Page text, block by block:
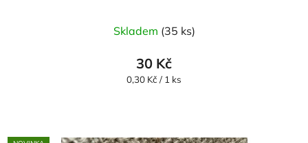
Skladem (35 ks)
30 Kč
Měrná
0,30 Kč / 1 ks